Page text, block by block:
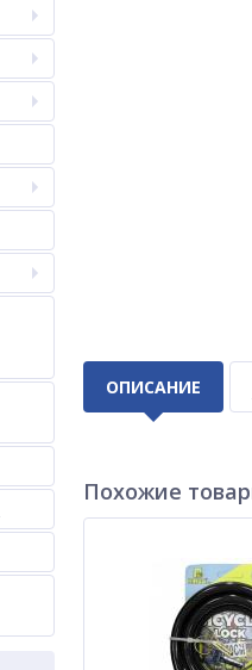
ОПИСАНИЕ
Похожие